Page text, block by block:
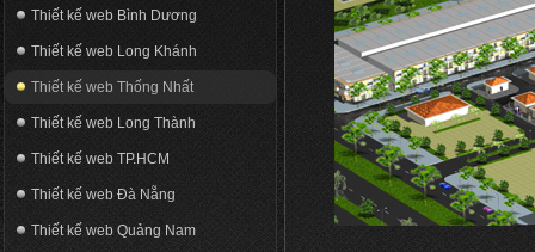
Thiết kế web Bình Dương
Thiết kế web Long Khánh
Thiết kế web Thống Nhất
Thiết kế web Long Thành
Thiết kế web TP.HCM
Thiết kế web Đà Nẵng
Thiết kế web Quảng Nam